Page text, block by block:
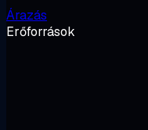
Árazás
Erőforrások